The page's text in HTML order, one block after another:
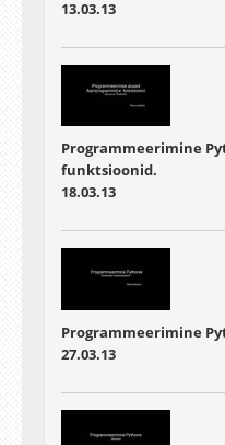
13.03.13
Programmeerimine
funktsioonid.
18.03.13
Programmeerimine
27.03.13